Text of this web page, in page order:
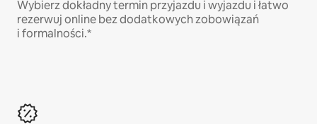
Wybierz dokładny termin przyjazdu i wyjazdu i łatwo
rezerwuj online bez dodatkowych zobowiązań
i formalności.*